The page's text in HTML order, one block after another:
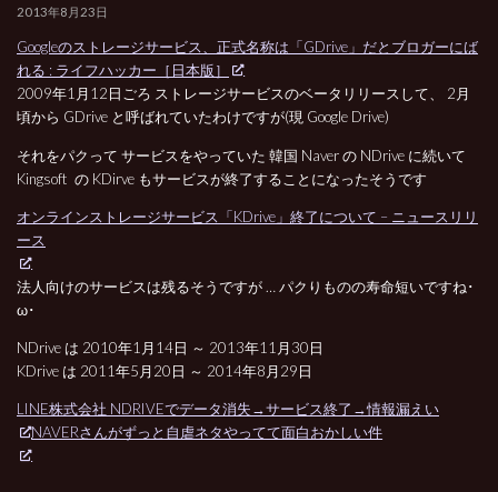
2013年8月23日
Googleのストレージサービス、正式名称は「GDrive」だとブロガーにば
れる : ライフハッカー［日本版］
2009年1月12日ごろ ストレージサービスのベータリリースして、 2月
頃から GDrive と呼ばれていたわけですが(現 Google Drive)
それをパクって サービスをやっていた 韓国 Naver の NDrive に続いて
Kingsoft の KDirve もサービスが終了することになったそうです
オンラインストレージサービス「KDrive」終了について – ニュースリリ
ース
法人向けのサービスは残るそうですが … パクりものの寿命短いですね･
ω･
NDrive は 2010年1月14日 ～ 2013年11月30日
KDrive は 2011年5月20日 ～ 2014年8月29日
LINE株式会社 NDRIVEでデータ消失→サービス終了→情報漏えい
NAVERさんがずっと自虐ネタやってて面白おかしい件